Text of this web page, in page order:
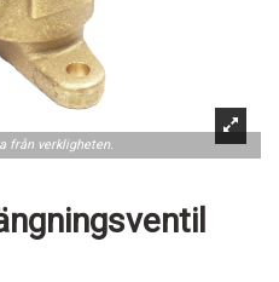
från verkligheten.